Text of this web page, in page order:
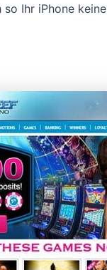
Ihr iPhone